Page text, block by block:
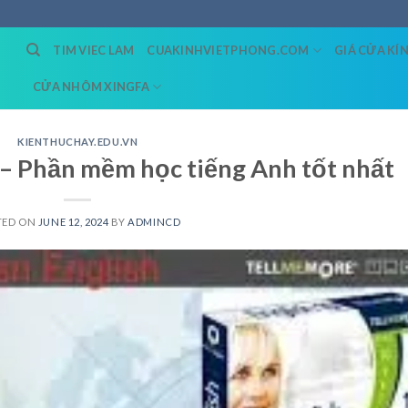
TIM VIEC LAM CUAKINHVIETPHONG.COM GIÁ CỬA
CỬA NHÔM XINGFA
KIENTHUCHAY.EDU.VN
Phần mềm học tiếng Anh tốt nhất
ON JUNE 12, 2024 BY ADMINCD